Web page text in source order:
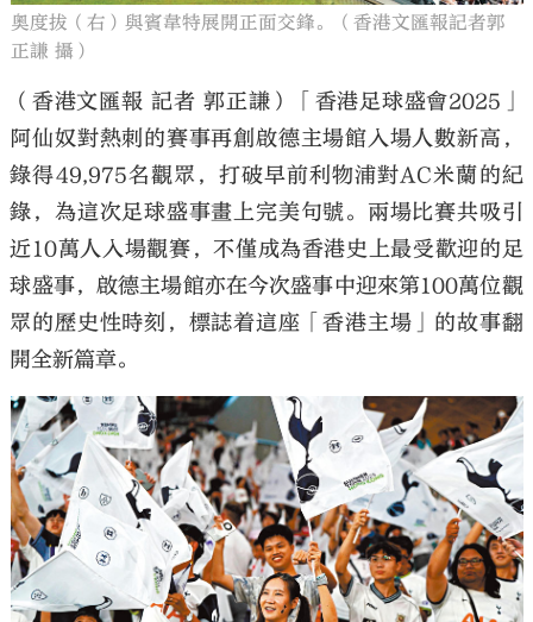
奧度拔（右）與賓韋特展開正面交鋒。（香港文匯報記者郭
正謙 攝）
（香港文匯報 記者 郭正謙）「香港足球盛會2025」
阿仙奴對熱刺的賽事再創啟德主場館入場人數新高，
錄得49,975名觀眾，打破早前利物浦對AC米蘭的紀
錄，為這次足球盛事畫上完美句號。兩場比賽共吸引
近10萬人入場觀賽，不僅成為香港史上最受歡迎的足
球盛事，啟德主場館亦在今次盛事中迎來第100萬位觀
眾的歷史性時刻，標誌着這座「香港主場」的故事翻
開全新篇章。